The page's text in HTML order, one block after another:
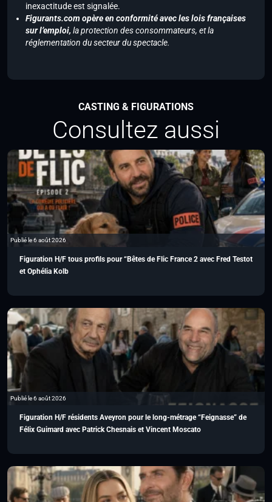
inexactitude est signalée.
Figurants.com opère en conformité avec les lois françaises
sur l’emploi, la protection des consommateurs, et la
réglementation du secteur du spectacle.
CASTING & FIGURATIONS
Consultez aussi
Publié le 6 août 2026
Figuration H/F tous profils pour “Bêtes de Flic France 2 avec Fred Testot
et Ophélia Kolb
Publié le 6 août 2026
Figuration H/F résidents Aveyron pour le long-métrage “Feignasse” de
Félix Guimard avec Patrick Chesnais et Vincent Moscato